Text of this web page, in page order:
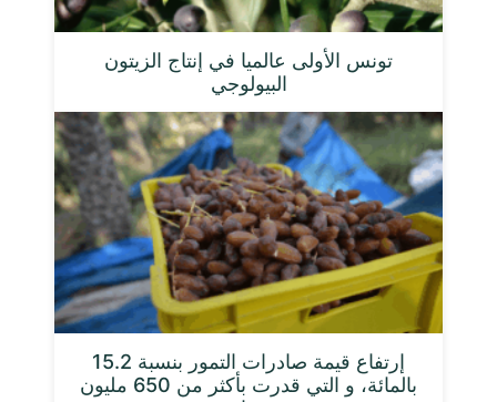
تونس الأولى عالميا في إنتاج الزيتون
البيولوجي
إرتفاع قيمة صادرات التمور بنسبة 15.2
بالمائة، و التي قدرت بأكثر من 650 مليون